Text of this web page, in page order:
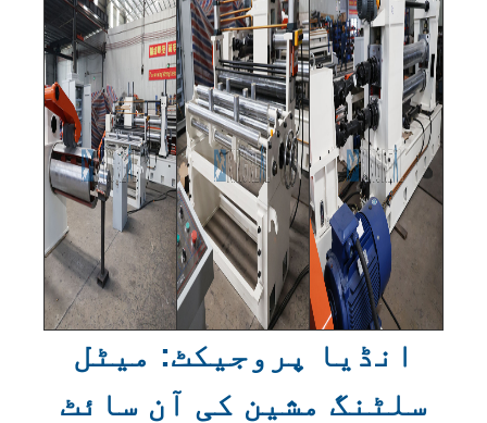
انڈیا پروجیکٹ: میٹل
سلٹنگ مشین کی آن سائٹ